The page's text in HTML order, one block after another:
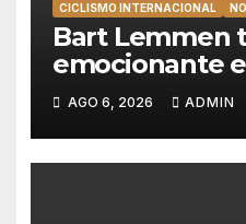
CICLISMO INTERNACIONAL
Bart Lemmen
emocionante
primeira vitória
Volta à Polónia
AGO 6, 2026 ADMIN